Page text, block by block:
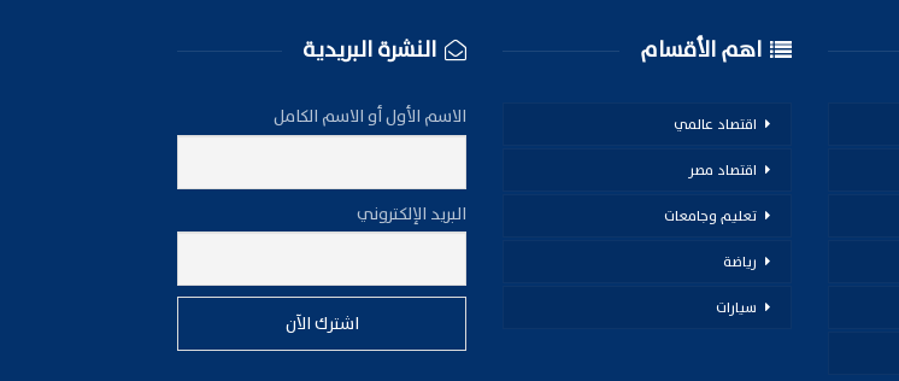
اهم الأقسام
اقتصاد عالمي
اقتصاد مصر
تعليم وجامعات
رياضة
سيارات
النشرة البريدية
الاسم الأول أو الاسم الكامل
البريد الإلكتروني